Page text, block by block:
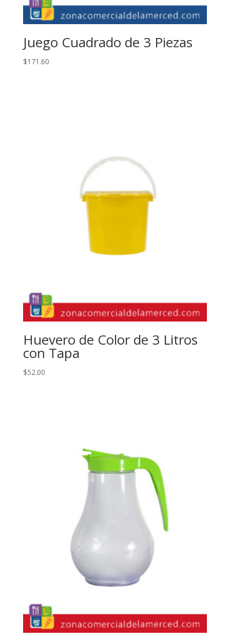
Juego Cuadrado de 3 Piezas
$171.60
Huevero de Color de 3 Litros
con Tapa
$52.00